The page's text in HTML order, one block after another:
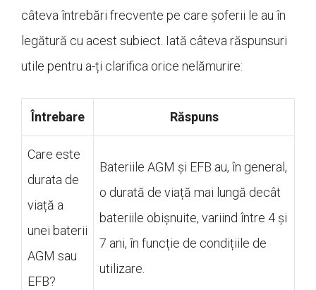
câteva întrebări frecvente pe care șoferii le au în
legătură cu acest subiect. Iată câteva răspunsuri
utile pentru a-ți clarifica orice nelămurire:
Întrebare Răspuns
Care este
durata de
viață a
unei baterii
AGM sau
EFB?
Bateriile AGM și EFB au, în general,
o durată de viață mai lungă decât
bateriile obișnuite, variind între 4 și
7 ani, în funcție de condițiile de
utilizare.